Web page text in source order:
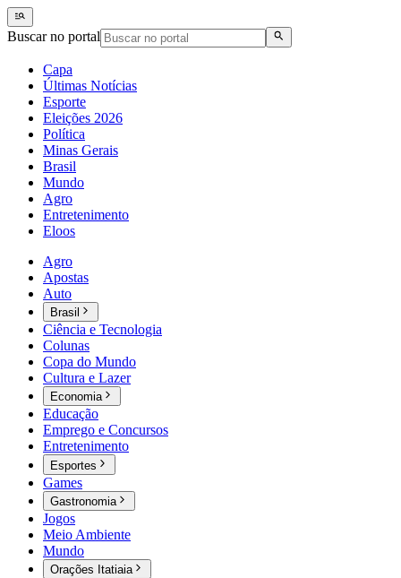
Buscar no portal
Capa
Últimas Notícias
Esporte
Eleições 2026
Política
Minas Gerais
Brasil
Mundo
Agro
Entretenimento
Eloos
Agro
Apostas
Auto
Brasil
Ciência e Tecnologia
Colunas
Copa do Mundo
Cultura e Lazer
Economia
Educação
Emprego e Concursos
Entretenimento
Esportes
Games
Gastronomia
Jogos
Meio Ambiente
Mundo
Orações Itatiaia